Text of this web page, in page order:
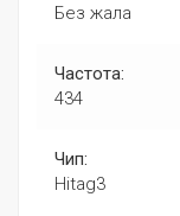
Без жала
Частота:
434
Чип:
Hitag3